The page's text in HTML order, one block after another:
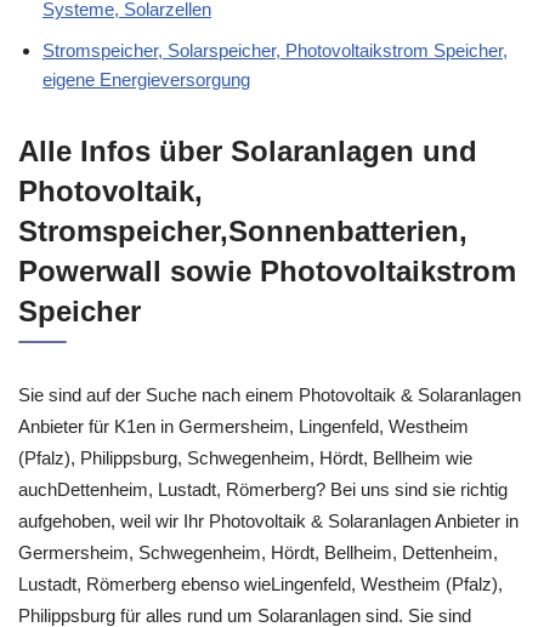
Systeme, Solarzellen
Stromspeicher, Solarspeicher, Photovoltaikstrom Speicher,
eigene Energieversorgung
Alle Infos über Solaranlagen und
Photovoltaik,
Stromspeicher,Sonnenbatterien,
Powerwall sowie Photovoltaikstrom
Speicher
Sie sind auf der Suche nach einem Photovoltaik & Solaranlagen
Anbieter für K1en in Germersheim, Lingenfeld, Westheim
(Pfalz), Philippsburg, Schwegenheim, Hördt, Bellheim wie
auchDettenheim, Lustadt, Römerberg? Bei uns sind sie richtig
aufgehoben, weil wir Ihr Photovoltaik & Solaranlagen Anbieter in
Germersheim, Schwegenheim, Hördt, Bellheim, Dettenheim,
Lustadt, Römerberg ebenso wieLingenfeld, Westheim (Pfalz),
Philippsburg für alles rund um Solaranlagen sind. Sie sind